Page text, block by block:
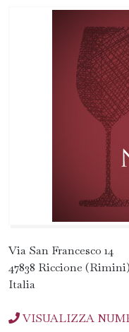
Via San Francesco 14
47838 Riccione (Rimini)
Italia
VISUALIZZA